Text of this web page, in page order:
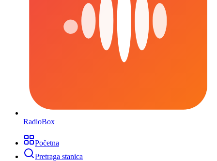
RadioBox
Početna
Pretraga stanica